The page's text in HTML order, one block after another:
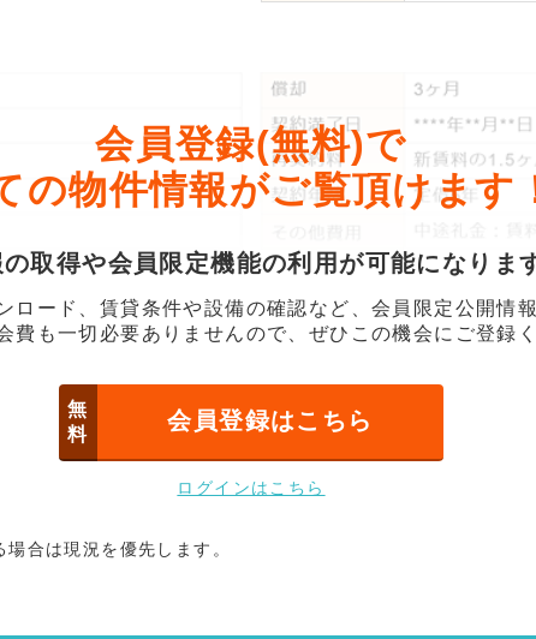
会員登録(無料)で
の物件情報がご覧頂けます
取得や会員限定機能の利用が可能になりま
ロード、賃貸条件や設備の確認など、会員限定公開情
費も一切必要ありませんので、ぜひこの機会にご登録く
無
料
会員登録はこちら
ログインはこちら
合は現況を優先します。